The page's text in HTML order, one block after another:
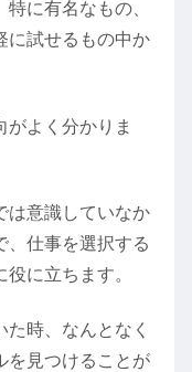
に有名なもの、
に試せるもの中か
がよく分かりま
は意識していなか
、仕事を選択する
に立ちます。
時、なんとなく
を見つけることが